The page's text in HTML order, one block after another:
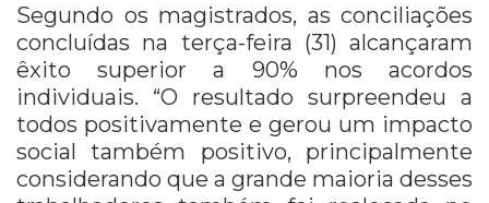
Segundo os magistrados, as conciliações
concluídas na terça-feira (31) alcançaram
êxito superior a 90% nos acordos
individuais. “O resultado surpreendeu a
todos positivamente e gerou um impacto
social também positivo, principalmente
considerando que a grande maioria desses